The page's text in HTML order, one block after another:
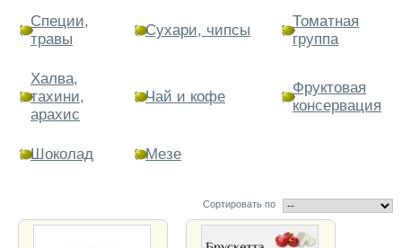
Специи,
травы
Сухари, чипсы
Томатная
группа
Халва,
тахини,
арахис
Чай и кофе
Фруктовая
консервация
Шоколад Мезе
Сортировать по